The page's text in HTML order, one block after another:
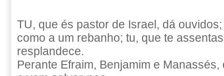
TU, que és pastor de Israel, dá
como a um rebanho; tu, que te
resplandece.
Perante Efraim, Benjamim e